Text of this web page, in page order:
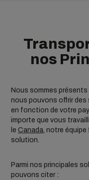
nos
Nous sommes
nous pouvons offrir
en fonction de votre
importe que vous
le Canada, notre équipe
solution.
Parmi nos principales
pouvons citer :